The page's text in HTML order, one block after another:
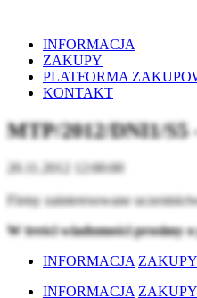
INFORMACJA
ZAKUPY
PLATFORMA
KONTAKT
MTP/2012/DNI1/S5
20.11.2012 12:00:00
Firmy zainteresowane
W treści wiadomości prosimy
INFORMACJA ZAKUPY
INFORMACJA ZAKUPY